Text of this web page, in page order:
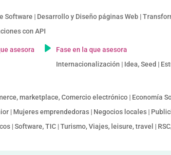
| Desarrollo y Diseño páginas Web |
con API
asesora
Fase en la que asesora
Internacionalización | Idea, Seed |
marketplace, Comercio electrónico | Economía
| Mujeres emprendedoras | Negocios locales |
| Software, TIC | Turismo, Viajes, leisure, travel |